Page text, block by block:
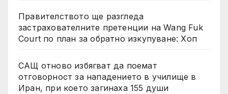
Правителството ще разгледа
застрахователните претенции на Wang Fuk
Court по план за обратно изкупуване: Хоп
САЩ отново избягват да поемат
отговорност за нападението в училище в
Иран, при което загинаха 155 души